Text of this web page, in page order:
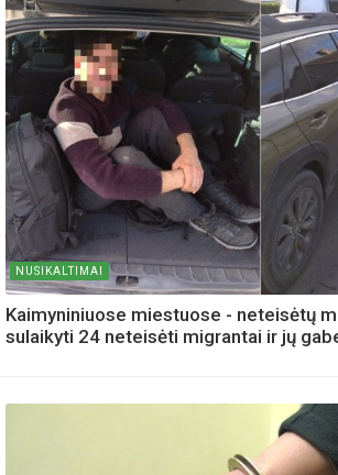
NUSIKALTIMAI
Kaimyniniuose miestuose - neteisėtų
sulaikyti 24 neteisėti migrantai ir jų